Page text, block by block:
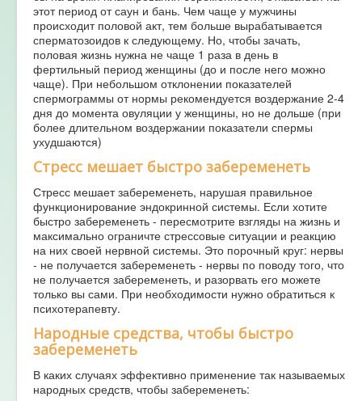
этот период от саун и бань. Чем чаще у мужчины
происходит половой акт, тем больше вырабатывается
сперматозоидов к следующему. Но, чтобы зачать,
половая жизнь нужна не чаще 1 раза в день в
фертильный период женщины (до и после него можно
чаще). При небольшом отклонении показателей
спермограммы от нормы рекомендуется воздержание 2-4
дня до момента овуляции у женщины, но не дольше (при
более длительном воздержании показатели спермы
ухудшаются)
Стресс мешает быстро забеременеть
Стресс мешает забеременеть, нарушая правильное
функционирование эндокринной системы. Если хотите
быстро забеременеть - пересмотрите взгляды на жизнь и
максимально ограничте стрессовые ситуации и реакцию
на них своей нервной системы. Это порочный круг: нервы
- не получается забеременеть - нервы по поводу того, что
не получается забеременеть, и разорвать его можете
только вы сами. При необходимости нужно обратиться к
психотерапевту.
Народные средства, чтобы быстро
забеременеть
В каких случаях эффективно применение так называемых
народных средств, чтобы забеременеть: